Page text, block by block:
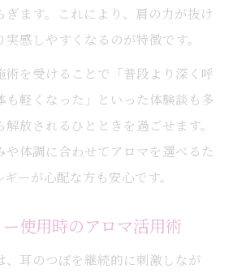
ぎます。これにより、肩の力が抜け
感しやすくなるのが特徴です。
術を受けることで「普段より深く呼
も軽くなった」といった体験談も多
放されるひとときを過ごせます。
や体調に合わせてアロマを選べるた
ーが心配な方も安心です。
使用時のアロマ活用術
、耳のつぼを継続的に刺激しなが